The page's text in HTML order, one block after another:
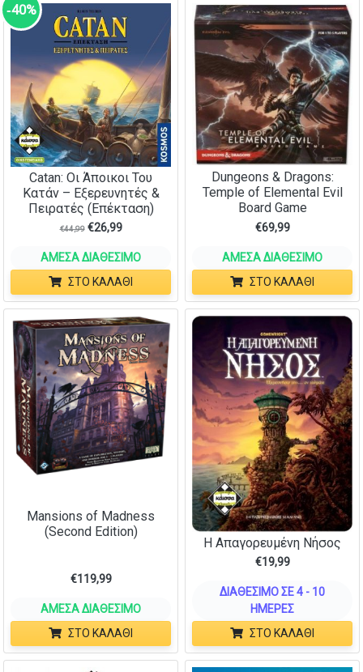
‑40%
Catan: Οι Άποικοι Του
Κατάν – Εξερευνητές &
Πειρατές (Επέκταση)
€44,99 €26,99
ΆΜΕΣΑ ΔΙΑΘΈΣΙΜΟ
ΣΤΟ ΚΑΛΆΘΙ
Dungeons & Dragons:
Temple of Elemental Evil
Board Game
€69,99
ΆΜΕΣΑ ΔΙΑΘΈΣΙΜΟ
ΣΤΟ ΚΑΛΆΘΙ
Mansions of Madness
(Second Edition)
€119,99
ΆΜΕΣΑ ΔΙΑΘΈΣΙΜΟ
ΣΤΟ ΚΑΛΆΘΙ
Η Απαγορευμένη Νήσος
€19,99
ΔΙΑΘΈΣΙΜΟ ΣΕ 4 - 10
ΗΜΈΡΕΣ
ΣΤΟ ΚΑΛΆΘΙ